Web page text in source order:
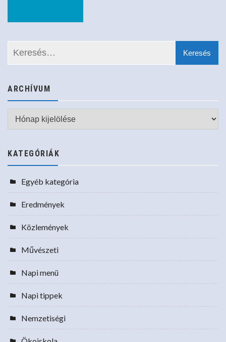
ARCHÍVUM
Archívum
KATEGÓRIÁK
Egyéb kategória
Eredmények
Közlemények
Művészeti
Napi menü
Napi tippek
Nemzetiségi